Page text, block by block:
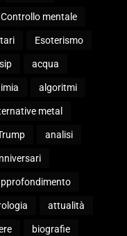
Controllo mentale
Esoterismo
acqua
algoritmi
metal
analisi
attualità
biografie